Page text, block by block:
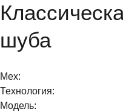
шуба
Мех:
Технология:
Модель: